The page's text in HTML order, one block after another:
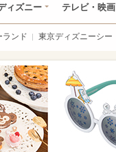
ィズニー テレビ・映画
ランド 東京ディズニーシー